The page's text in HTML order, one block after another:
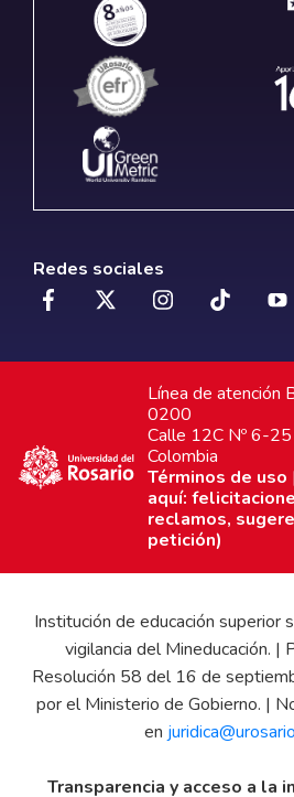
Redes sociales
Línea de atención
0200
Calle 12C Nº 6-
Colombia
Términos de uso |
aquí:
reclamos,
petición)
Institución de educación superior
vigilancia del Mineducación. |
Resolución 58 del 16 de
por el Ministerio de Gobierno. |
en
Transparencia y acceso a la